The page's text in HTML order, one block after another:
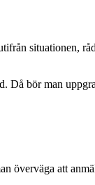
situationen,
Då bör man
överväga att